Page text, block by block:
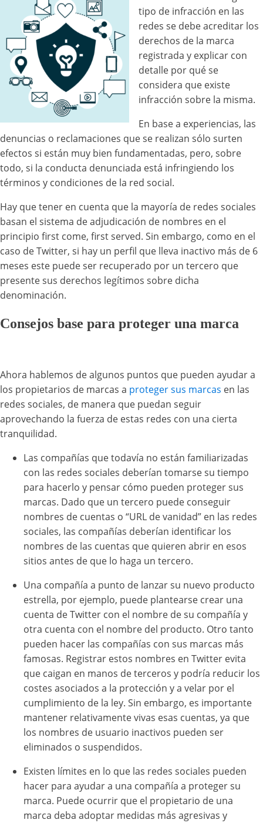
tipo de infracción en las
redes se debe acreditar los
derechos de la marca
registrada y explicar con
detalle por qué se
considera que existe
infracción sobre la misma.
En base a experiencias, las
denuncias o reclamaciones que se realizan sólo surten
efectos si están muy bien fundamentadas, pero, sobre
todo, si la conducta denunciada está infringiendo los
términos y condiciones de la red social.
Hay que tener en cuenta que la mayoría de redes sociales
basan el sistema de adjudicación de nombres en el
principio first come, first served. Sin embargo, como en el
caso de Twitter, si hay un perfil que lleva inactivo más de 6
meses este puede ser recuperado por un tercero que
presente sus derechos legítimos sobre dicha
denominación.
Consejos base para proteger una marca
Ahora hablemos de algunos puntos que pueden ayudar a
los propietarios de marcas a proteger sus marcas en las
redes sociales, de manera que puedan seguir
aprovechando la fuerza de estas redes con una cierta
tranquilidad.
Las compañías que todavía no están familiarizadas
con las redes sociales deberían tomarse su tiempo
para hacerlo y pensar cómo pueden proteger sus
marcas. Dado que un tercero puede conseguir
nombres de cuentas o “URL de vanidad” en las redes
sociales, las compañías deberían identificar los
nombres de las cuentas que quieren abrir en esos
sitios antes de que lo haga un tercero.
Una compañía a punto de lanzar su nuevo producto
estrella, por ejemplo, puede plantearse crear una
cuenta de Twitter con el nombre de su compañía y
otra cuenta con el nombre del producto. Otro tanto
pueden hacer las compañías con sus marcas más
famosas. Registrar estos nombres en Twitter evita
que caigan en manos de terceros y podría reducir los
costes asociados a la protección y a velar por el
cumplimiento de la ley. Sin embargo, es importante
mantener relativamente vivas esas cuentas, ya que
los nombres de usuario inactivos pueden ser
eliminados o suspendidos.
Existen límites en lo que las redes sociales pueden
hacer para ayudar a una compañía a proteger su
marca. Puede ocurrir que el propietario de una
marca deba adoptar medidas más agresivas y